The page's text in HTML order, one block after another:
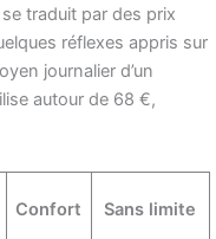
traduit par des prix
réflexes appris sur
journalier d’un
autour de 68 €,
Confort Sans limite